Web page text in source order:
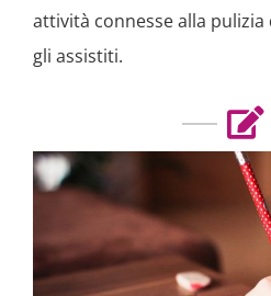
attività connesse alla pulizia
gli assistiti.